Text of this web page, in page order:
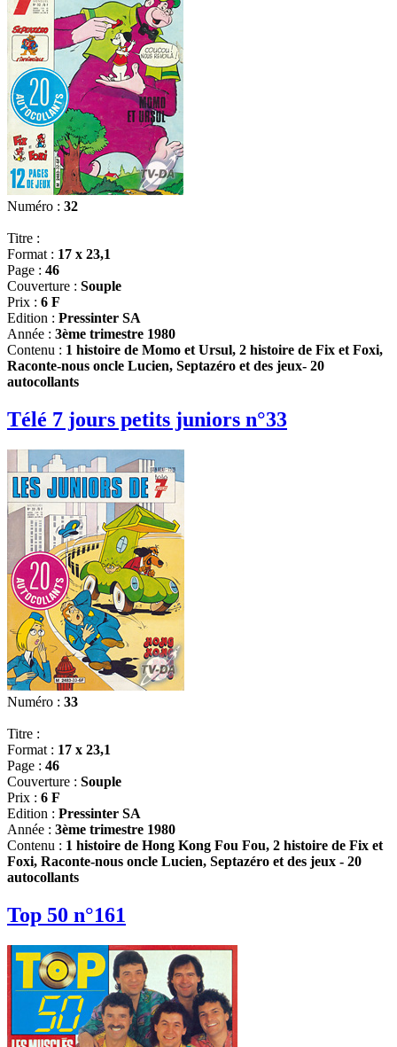
Numéro : 32
Titre :
Format : 17 x 23,1
Page : 46
Couverture : Souple
Prix : 6 F
Edition : Pressinter SA
Année : 3ème trimestre 1980
Contenu : 1 histoire de Momo et Ursul, 2 histoire de Fix et Foxi,
Raconte-nous oncle Lucien, Septazéro et des jeux- 20
autocollants
Télé 7 jours petits juniors n°33
Numéro : 33
Titre :
Format : 17 x 23,1
Page : 46
Couverture : Souple
Prix : 6 F
Edition : Pressinter SA
Année : 3ème trimestre 1980
Contenu : 1 histoire de Hong Kong Fou Fou, 2 histoire de Fix et
Foxi, Raconte-nous oncle Lucien, Septazéro et des jeux - 20
autocollants
Top 50 n°161